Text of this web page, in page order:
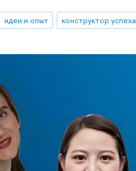
идеи и опыт конструктор успеха